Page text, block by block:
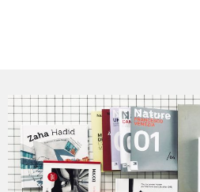
In primo piano